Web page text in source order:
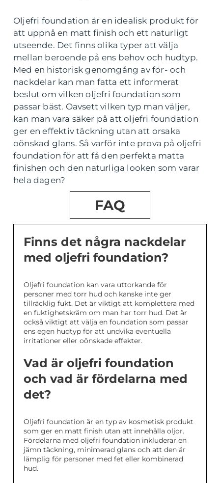
Oljefri foundation är en idealisk produkt för
att uppnå en matt finish och ett naturligt
utseende. Det finns olika typer att välja
mellan beroende på ens behov och hudtyp.
Med en historisk genomgång av för- och
nackdelar kan man fatta ett informerat
beslut om vilken oljefri foundation som
passar bäst. Oavsett vilken typ man väljer,
kan man vara säker på att oljefri foundation
ger en effektiv täckning utan att orsaka
oönskad glans. Så varför inte prova på oljefri
foundation för att få den perfekta matta
finishen och den naturliga looken som varar
hela dagen?
FAQ
Finns det några nackdelar
med oljefri foundation?
Oljefri foundation kan vara uttorkande för
personer med torr hud och kanske inte ger
tillräcklig fukt. Det är viktigt att komplettera med
en fuktighetskräm om man har torr hud. Det är
också viktigt att välja en foundation som passar
ens egen hudtyp för att undvika eventuella
irritationer eller oönskade effekter.
Vad är oljefri foundation
och vad är fördelarna med
det?
Oljefri foundation är en typ av kosmetisk produkt
som ger en matt finish utan att innehålla oljor.
Fördelarna med oljefri foundation inkluderar en
jämn täckning, minimerad glans och att den är
lämplig för personer med fet eller kombinerad
hud.